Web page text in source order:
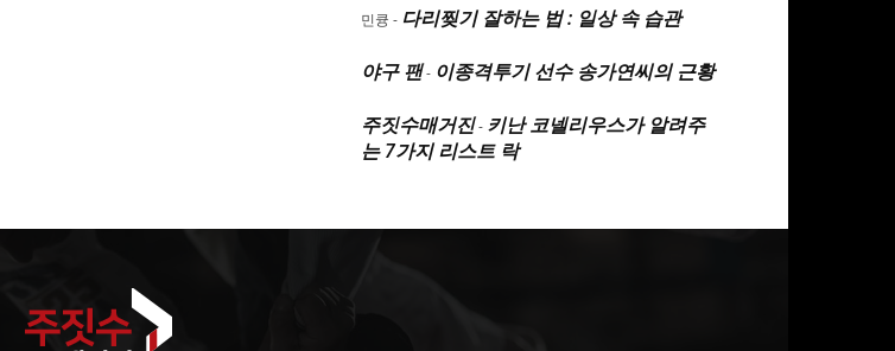
민큥 - 다리찢기 잘하는 법 : 일상 속 습관
야구 팬- 이종격투기 선수 송가연씨의 근황
주짓수매거진- 키난 코넬리우스가 알려주
는 7가지 리스트 락